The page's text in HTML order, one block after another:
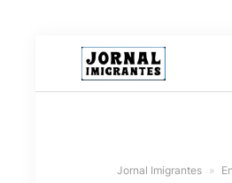
Jornal Imigrantes »